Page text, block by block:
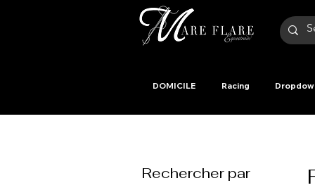
DOMICILE Racing
Rechercher par